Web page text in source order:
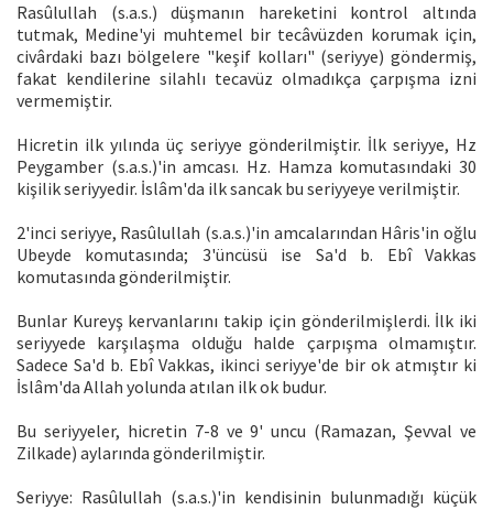
Rasûlullah (s.a.s.) düşmanın hareketini kontrol altında
tutmak, Medine'yi muhtemel bir tecâvüzden korumak için,
civârdaki bazı bölgelere "keşif kolları" (seriyye) göndermiş,
fakat kendilerine silahlı tecavüz olmadıkça çarpışma izni
vermemiştir.
Hicretin ilk yılında üç seriyye gönderilmiştir. İlk seriyye, Hz
Peygamber (s.a.s.)'in amcası. Hz. Hamza komutasındaki 30
kişilik seriyyedir. İslâm'da ilk sancak bu seriyyeye verilmiştir.
2'inci seriyye, Rasûlullah (s.a.s.)'in amcalarından Hâris'in oğlu
Ubeyde komutasında; 3'üncüsü ise Sa'd b. Ebî Vakkas
komutasında gönderilmiştir.
Bunlar Kureyş kervanlarını takip için gönderilmişlerdi. İlk iki
seriyyede karşılaşma olduğu halde çarpışma olmamıştır.
Sadece Sa'd b. Ebî Vakkas, ikinci seriyye'de bir ok atmıştır ki
İslâm'da Allah yolunda atılan ilk ok budur.
Bu seriyyeler, hicretin 7-8 ve 9' uncu (Ramazan, Şevval ve
Zilkade) aylarında gönderilmiştir.
Seriyye: Rasûlullah (s.a.s.)'in kendisinin bulunmadığı küçük